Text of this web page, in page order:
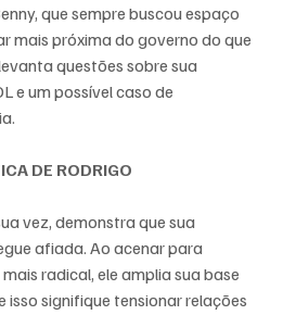
que sempre buscou espaço
mais próxima do governo do que
questões sobre sua
e um possível caso de
DE RODRIGO
vez, demonstra que sua
afiada. Ao acenar para
radical, ele amplia sua base
isso signifique tensionar relações